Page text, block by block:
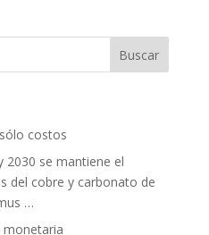
costos
2030 se mantiene el
del cobre y carbonato de
…
monetaria